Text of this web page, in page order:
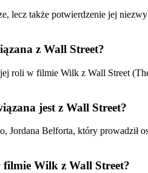
także potwierdzenie jej
z Wall Street?
roli w filmie Wilk z Wall Street
jest z Wall Street?
Belforta, który prowadził
Wilk z Wall Street?